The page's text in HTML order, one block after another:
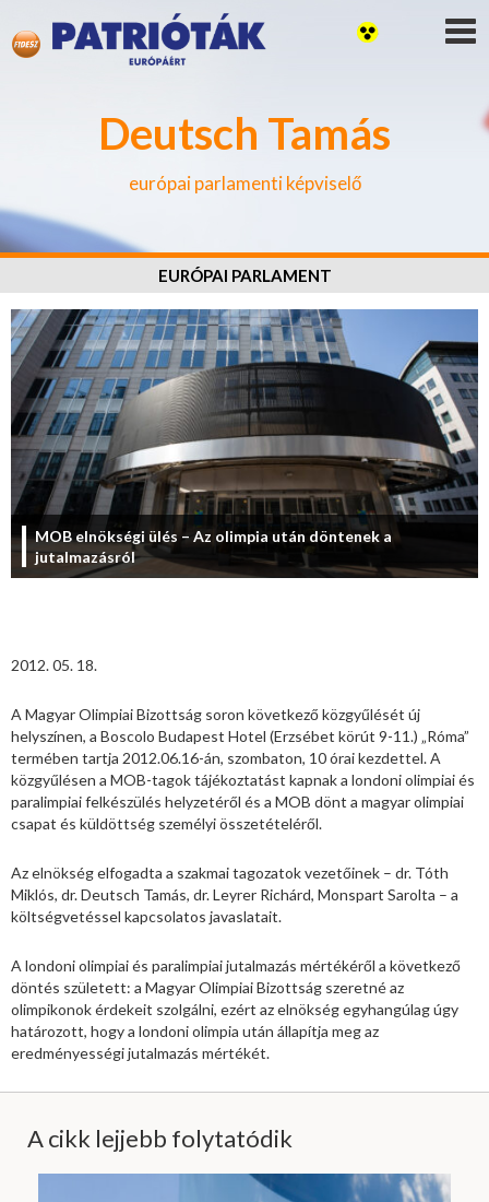
Deutsch Tamás
európai parlamenti képviselő
EURÓPAI PARLAMENT
MOB elnökségi ülés – Az olimpia után döntenek a
jutalmazásról
2012. 05. 18.
A Magyar Olimpiai Bizottság soron következő közgyűlését új
helyszínen, a Boscolo Budapest Hotel (Erzsébet körút 9-11.) „Róma”
termében tartja 2012.06.16-án, szombaton, 10 órai kezdettel. A
közgyűlésen a MOB-tagok tájékoztatást kapnak a londoni olimpiai és
paralimpiai felkészülés helyzetéről és a MOB dönt a magyar olimpiai
csapat és küldöttség személyi összetételéről.
Az elnökség elfogadta a szakmai tagozatok vezetőinek – dr. Tóth
Miklós, dr. Deutsch Tamás, dr. Leyrer Richárd, Monspart Sarolta – a
költségvetéssel kapcsolatos javaslatait.
A londoni olimpiai és paralimpiai jutalmazás mértékéről a következő
döntés született: a Magyar Olimpiai Bizottság szeretné az
olimpikonok érdekeit szolgálni, ezért az elnökség egyhangúlag úgy
határozott, hogy a londoni olimpia után állapítja meg az
eredményességi jutalmazás mértékét.
A cikk lejjebb folytatódik